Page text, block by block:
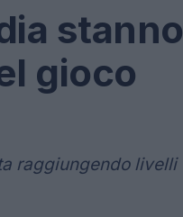
stanno
gioco
raggiungendo livelli